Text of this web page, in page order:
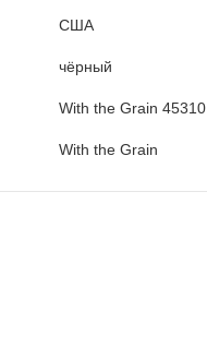
США
чёрный
With the Grain 45310
With the Grain